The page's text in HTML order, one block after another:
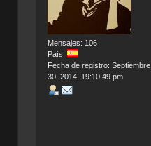
Mensajes: 106
País:
Fecha de registro: Septiembre
30, 2014, 19:10:49 pm